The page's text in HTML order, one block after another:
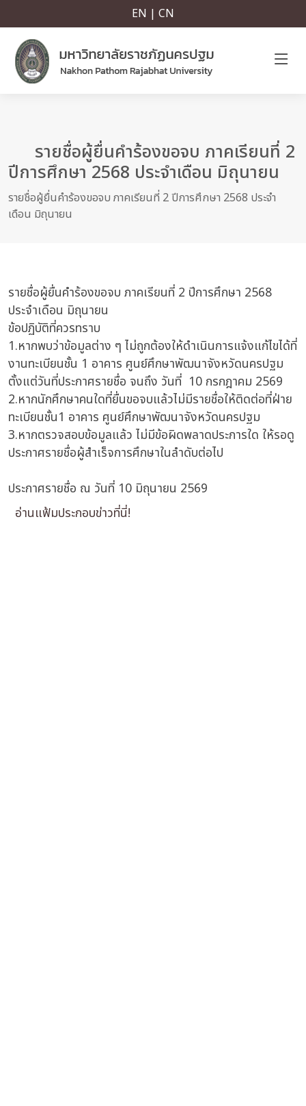
EN | CN
รายชื่อผู้ยื่นคำร้องขอจบ ภาคเรียนที่ 2
ปีการศึกษา 2568 ประจำเดือน มิถุนายน
รายชื่อผู้ยื่นคำร้องขอจบ ภาคเรียนที่ 2 ปีการศึกษา 2568 ประจำ
เดือน มิถุนายน
รายชื่อผู้ยื่นคำร้องขอจบ ภาคเรียนที่ 2 ปีการศึกษา 2568
ประจำเดือน มิถุนายน
ข้อปฏิบัติที่ควรทราบ
1.หากพบว่าข้อมูลต่าง ๆ ไม่ถูกต้องให้ดำเนินการแจ้งแก้ไขได้ที่
งานทะเบียนชั้น 1 อาคาร ศูนย์ศึกษาพัฒนาจังหวัดนครปฐม
ตั้งแต่วันที่ประกาศรายชื่อ จนถึง วันที่ 10 กรกฎาคม 2569
2.หากนักศึกษาคนใดที่ยื่นขอจบแล้วไม่มีรายชื่อให้ติดต่อที่ฝ่าย
ทะเบียนชั้น1 อาคาร ศูนย์ศึกษาพัฒนาจังหวัดนครปฐม
3.หากตรวจสอบข้อมูลแล้ว ไม่มีข้อผิดพลาดประการใด ให้รอดู
ประกาศรายชื่อผู้สำเร็จการศึกษาในลำดับต่อไป
ประกาศรายชื่อ ณ วันที่ 10 มิถุนายน 2569
อ่านแฟ้มประกอบข่าวที่นี่!